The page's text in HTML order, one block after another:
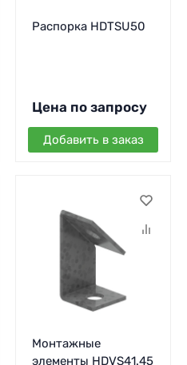
Распорка HDTSU50
Цена по запросу
Добавить в заказ
Монтажные
элементы HDVS41.45